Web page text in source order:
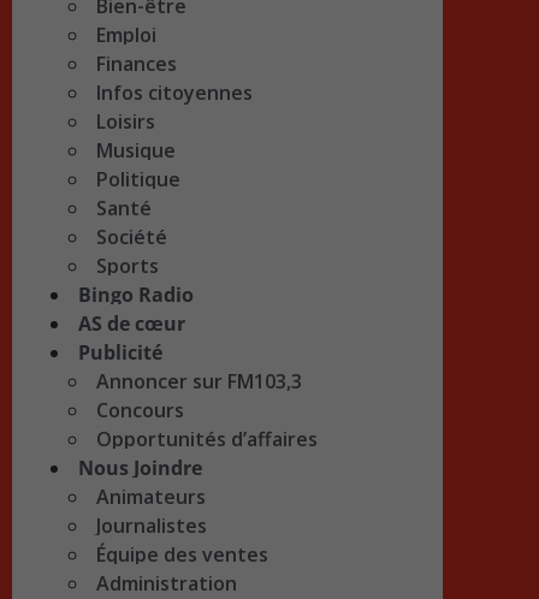
Bien-être
Emploi
Finances
Infos citoyennes
Loisirs
Musique
Politique
Santé
Société
Sports
Bingo Radio
AS de cœur
Publicité
Annoncer sur FM103,3
Concours
Opportunités d’affaires
Nous Joindre
Animateurs
Journalistes
Équipe des ventes
Administration